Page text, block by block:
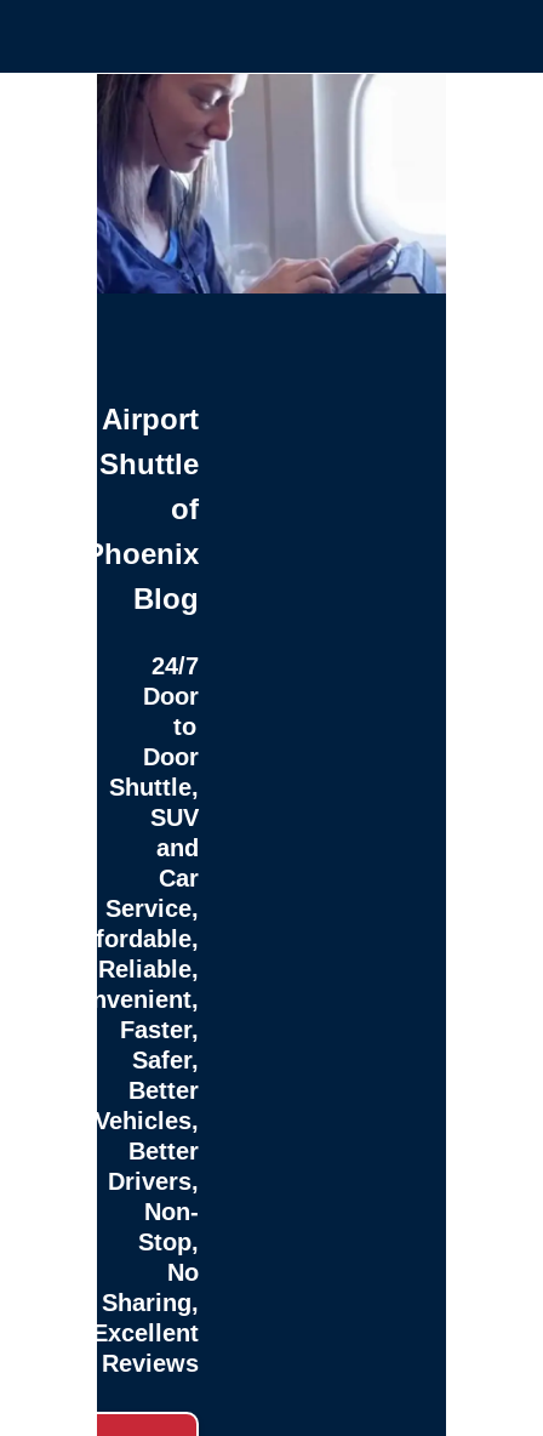
Airport
Shuttle
of
Phoenix
Blog
24/7
Door
to
Door
Shuttle,
SUV
and
Car
Service,
Affordable,
Reliable,
Convenient,
Faster,
Safer,
Better
Vehicles,
Better
Drivers,
Non-
Stop,
No
Sharing,
Excellent
Reviews